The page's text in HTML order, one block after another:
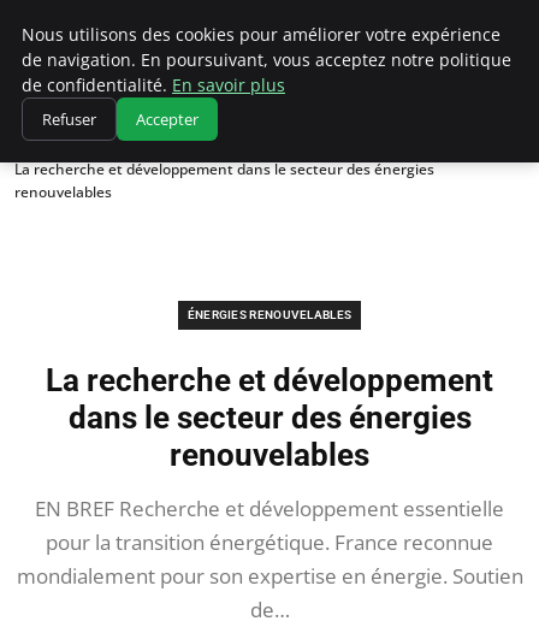
Climatedebtagents
Accueil
Énergies Renouvelables
La recherche et développement dans le secteur des énergies
renouvelables
ÉNERGIES RENOUVELABLES
La recherche et développement
dans le secteur des énergies
renouvelables
EN BREF Recherche et développement essentielle
pour la transition énergétique. France reconnue
mondialement pour son expertise en énergie. Soutien
de…
Nous utilisons des cookies pour améliorer votre expérience
de navigation. En poursuivant, vous acceptez notre politique
de confidentialité. En savoir plus
Refuser Accepter